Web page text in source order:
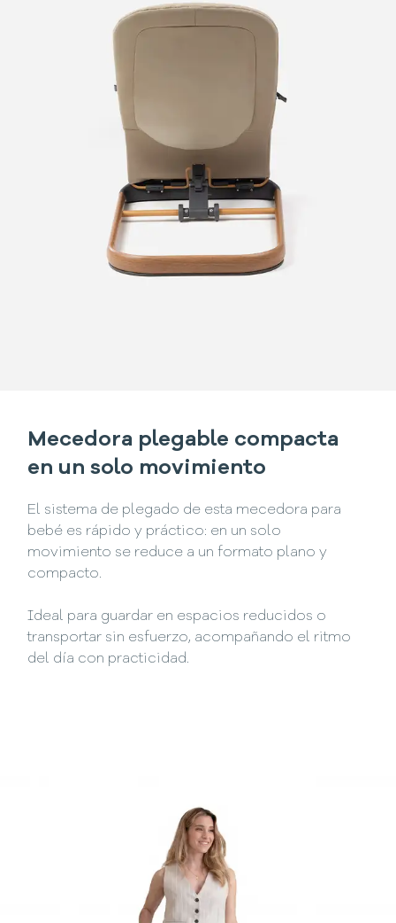
Mecedora plegable compacta
en un solo movimiento
El sistema de plegado de esta mecedora para
bebé es rápido y práctico: en un solo
movimiento se reduce a un formato plano y
compacto.
Ideal para guardar en espacios reducidos o
transportar sin esfuerzo, acompañando el ritmo
del día con practicidad.